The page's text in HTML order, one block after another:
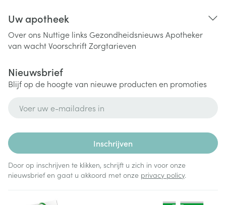
Uw apotheek
Over ons Nuttige links Gezondheidsnieuws Apotheker
van wachtVoorschriftZorgtarieven
Nieuwsbrief
Blijf op de hoogte van nieuwe producten en promoties
Inschrijven
Door op inschrijven te klikken, schrijft u zich in voor onze
nieuwsbrief en gaat u akkoord met onze privacy policy.